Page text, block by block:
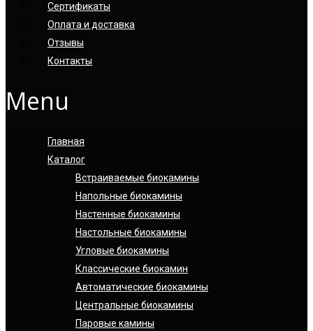
Сертификаты
Оплата и доставка
Отзывы
Контакты
Menu
Главная
Каталог
Встраиваемые биокамины
Напольные биокамины
Настенные биокамины
Настoльные биокамины
Угловые биокамины
Классические биокамин
Автоматические биокамины
Центральные биокамины
Паровые камины